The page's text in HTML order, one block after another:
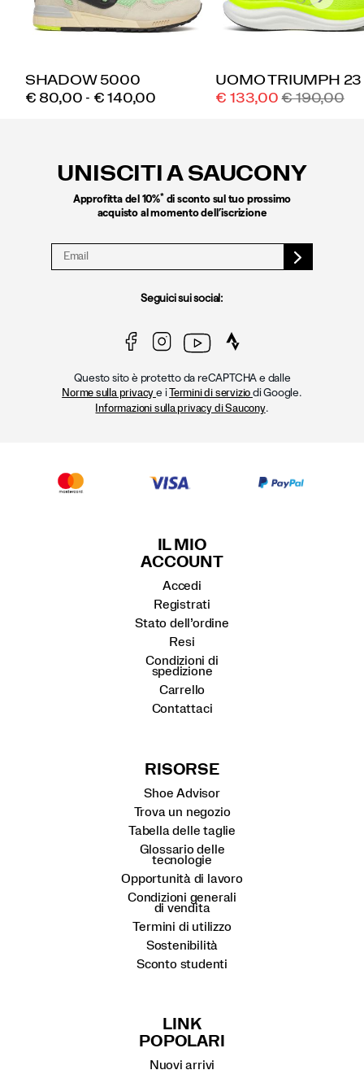
SHADOW 5000
PRICE
€ 80,00 - € 140,00
UOMO TRIUMPH 23
Prezzo
€ 133,00 PREZZO
€ 190,00
UNISCITI A SAUCONY
Approfitta del 10%* di sconto sul tuo prossimo
acquisto al momento dell’iscrizione
Seguici sui social:
Questo sito è protetto da reCAPTCHA e dalle
Norme sulla privacy e i Termini di servizio di Google.
Informazioni sulla privacy di Saucony.
IL MIO
ACCOUNT
Accedi
Registrati
Stato dell’ordine
Resi
Condizioni di
spedizione
Carrello
Contattaci
RISORSE
Shoe Advisor
Trova un negozio
Tabella delle taglie
Glossario delle
tecnologie
Opportunità di lavoro
Condizioni generali
di vendita
Termini di utilizzo
Sostenibilità
Sconto studenti
LINK
POPOLARI
Nuovi arrivi